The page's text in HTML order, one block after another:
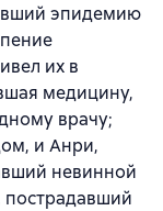
эпидемию
их в
медицину,
врачу;
и Анри,
невинной